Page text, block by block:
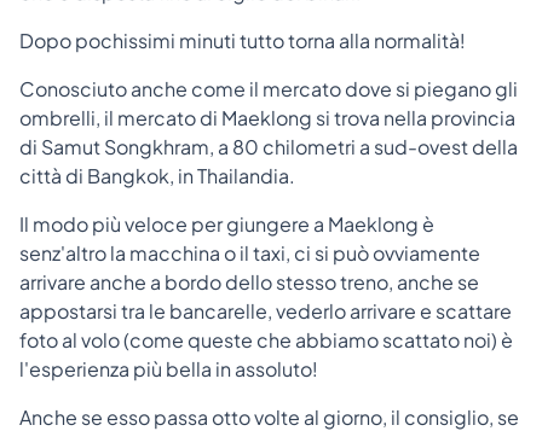
Dopo pochissimi minuti tutto torna alla normalità!
Conosciuto anche come il mercato dove si piegano gli
ombrelli, il mercato di Maeklong si trova nella provincia
di Samut Songkhram, a 80 chilometri a sud-ovest della
città di Bangkok, in Thailandia.
Il modo più veloce per giungere a Maeklong è
senz'altro la macchina o il taxi, ci si può ovviamente
arrivare anche a bordo dello stesso treno, anche se
appostarsi tra le bancarelle, vederlo arrivare e scattare
foto al volo (come queste che abbiamo scattato noi) è
l'esperienza più bella in assoluto!
Anche se esso passa otto volte al giorno, il consiglio, se